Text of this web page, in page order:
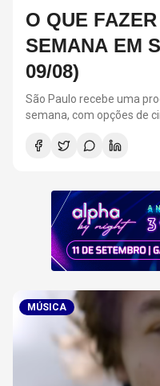
FESTA
RELEMBRE 3
DOS ANOS
A Festa Alpha By Night
Suhai Music Hall, em São
MÚSICA